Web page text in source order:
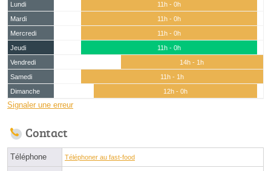
Lundi
11h - 0h
Mardi
11h - 0h
Mercredi
11h - 0h
Jeudi
11h - 0h
Vendredi
14h - 1h
Samedi
11h - 1h
Dimanche
12h - 0h
Signaler une erreur
Contact
Téléphone Téléphoner au fast-food